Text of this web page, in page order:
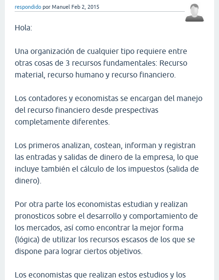
respondido por Manuel Feb 2, 2015
Hola:
Una organización de cualquier tipo requiere entre
otras cosas de 3 recursos fundamentales: Recurso
material, recurso humano y recurso financiero.
Los contadores y economistas se encargan del manejo
del recurso financiero desde prespectivas
completamente diferentes.
Los primeros analizan, costean, informan y registran
las entradas y salidas de dinero de la empresa, lo que
incluye también el cálculo de los impuestos (salida de
dinero).
Por otra parte los economistas estudian y realizan
pronosticos sobre el desarrollo y comportamiento de
los mercados, así como encontrar la mejor forma
(lógica) de utilizar los recursos escasos de los que se
dispone para lograr ciertos objetivos.
Los economistas que realizan estos estudios y los